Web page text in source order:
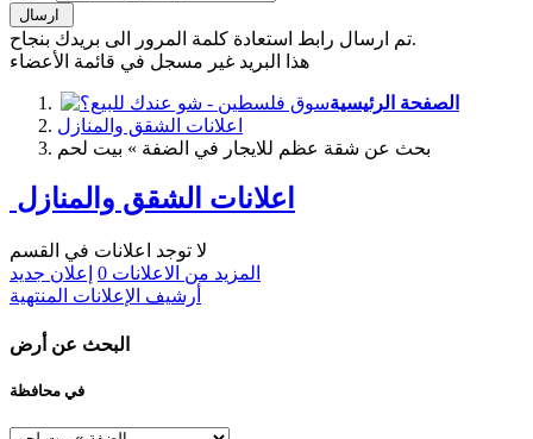
تم ارسال رابط استعادة كلمة المرور الى بريدك بنجاح.
هذا البريد غير مسجل في قائمة الأعضاء
الصفحة الرئيسية
اعلانات الشقق والمنازل
بحث عن شقة عظم للايجار في الضفة » بيت لحم
اعلانات الشقق والمنازل
لا توجد اعلانات في القسم
المزيد من الاعلانات 0 إعلان جديد
أرشيف الإعلانات المنتهية
البحث عن أرض
في محافظة